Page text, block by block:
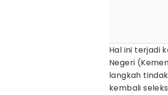
Hal ini terjadi
Negeri
langkah
kembali